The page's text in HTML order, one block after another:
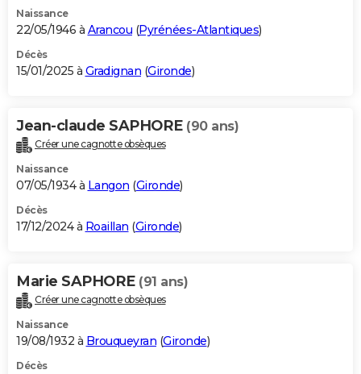
Naissance
22/05/1946 à Arancou (Pyrénées-Atlantiques)
Décès
15/01/2025 à Gradignan (Gironde)
Jean-claude SAPHORE (90 ans)
Créer une cagnotte obsèques
Naissance
07/05/1934 à Langon (Gironde)
Décès
17/12/2024 à Roaillan (Gironde)
Marie SAPHORE (91 ans)
Créer une cagnotte obsèques
Naissance
19/08/1932 à Brouqueyran (Gironde)
Décès